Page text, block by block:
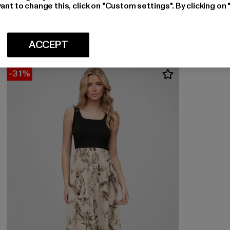
Blades
-31%
to change this, click on "Custom settings". By clicking
ACCEPT